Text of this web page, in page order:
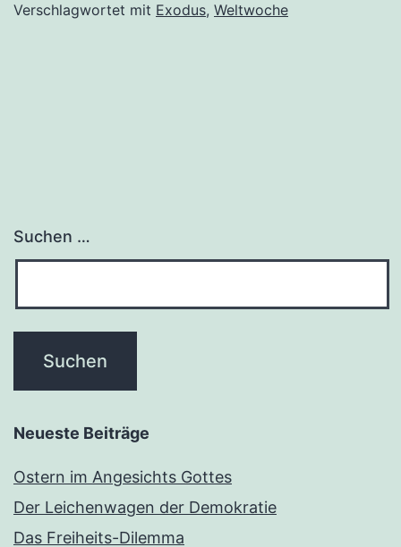
Verschlagwortet mit Exodus, Weltwoche
Suchen …
Neueste Beiträge
Ostern im Angesichts Gottes
Der Leichenwagen der Demokratie
Das Freiheits-Dilemma